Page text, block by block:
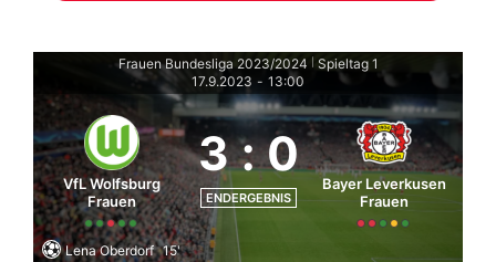
Frauen Bundesliga 2023/2024
Spieltag 1
17.9.2023 - 13:00
VfL Wolfsburg
Frauen
3 :0
ENDERGEBNIS
Bayer Leverkusen
Frauen
Lena Oberdorf 15'